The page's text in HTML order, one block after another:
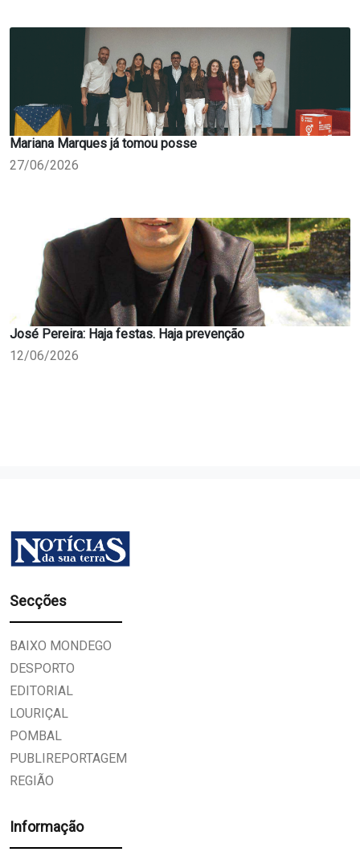
Mariana Marques já tomou posse
27/06/2026
José Pereira: Haja festas. Haja prevenção
12/06/2026
Secções
BAIXO MONDEGO
DESPORTO
EDITORIAL
LOURIÇAL
POMBAL
PUBLIREPORTAGEM
REGIÃO
Informação